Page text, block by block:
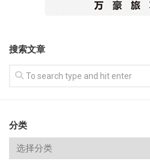
搜索文章
分类